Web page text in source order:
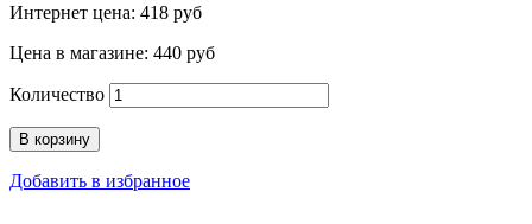
Интернет цена: 418 руб
Цена в магазине: 440 руб
Количество
В корзину
Добавить в избранное